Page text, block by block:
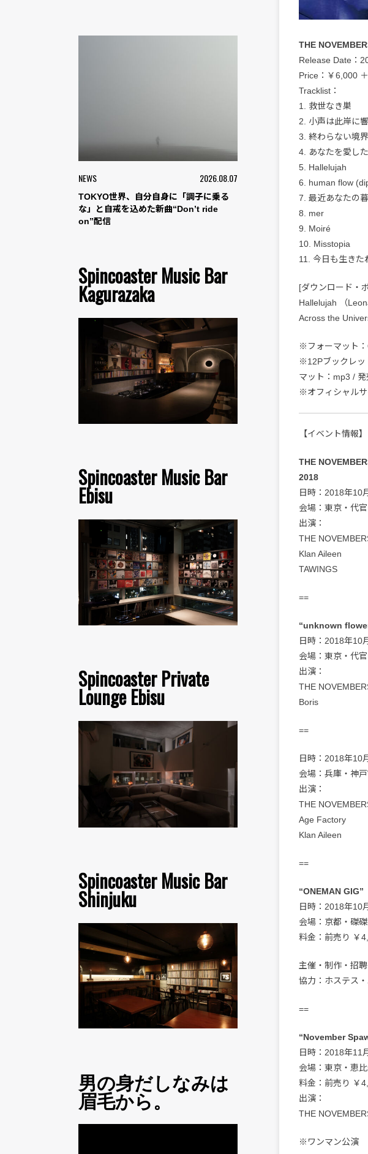
NEWS 2026.08.07
TOKYO世界、自分自身に「調子に乗る
な」と自戒を込めた新曲“Don’t ride
on”配信
Spincoaster Music Bar
Kagurazaka
Spincoaster Music Bar
Ebisu
Spincoaster Private
Lounge Ebisu
Spincoaster Music Bar
Shinjuku
男の身だしなみは
眉毛から。
THE
Release Date：
Price：￥6,000
Tracklist：
1. 救世なき巣
2. 小声は此岸に
3. 終わらない境界
4. あなたを愛し
5. Hallelujah
6. human flow
7. 最近あなたの
8. mer
9. Moiré
10. Misstopia
11. 今日も生きた
[ダウンロード・
Hallelujah （
Across the
※フォーマット
※12Pブックレッ
マット：mp3 / 発
※オフィシャル
【イベント情報】
THE
2018
日時：2018年10
会場：東京・代
出演：
THE
Klan Aileen
TAWINGS
==
“unknown
日時：2018年10
会場：東京・代
出演：
THE
Boris
==
日時：2018年10
会場：兵庫・神
出演：
THE
Age Factory
Klan Aileen
==
“ONEMAN GIG”
日時：2018年10
会場：京都・磔磔
料金：前売り ￥
主催・制作・招
協力：ホステス
==
“November
日時：2018年11
会場：東京・恵
料金：前売り ￥
出演：
THE
※ワンマン公演